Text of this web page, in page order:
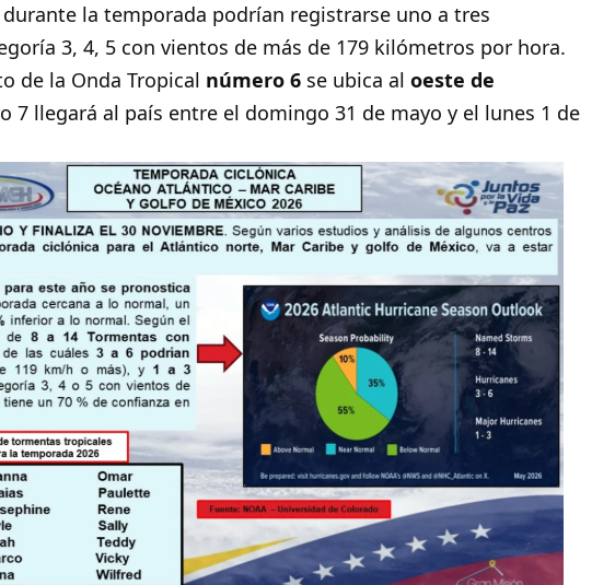
la temporada podrían registrarse uno a tres
3, 4, 5 con vientos de más de 179 kilómetros por hora.
de la Onda Tropical número 6 se ubica aloeste de
7 llegará al país entre el domingo 31 de mayo y el lunes 1 de